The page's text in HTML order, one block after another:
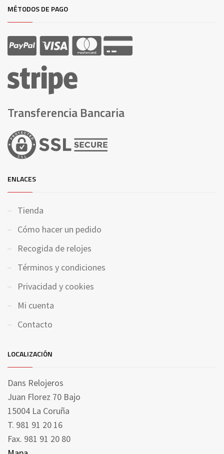
MÉTODOS DE PAGO
Transferencia Bancaria
ENLACES
Tienda
Cómo hacer un pedido
Recogida de relojes
Términos y condiciones
Privacidad y cookies
Mi cuenta
Contacto
LOCALIZACIÓN
Dans Relojeros
Juan Florez 70 Bajo
15004 La Coruña
T. 981 91 20 16
Fax. 981 91 20 80